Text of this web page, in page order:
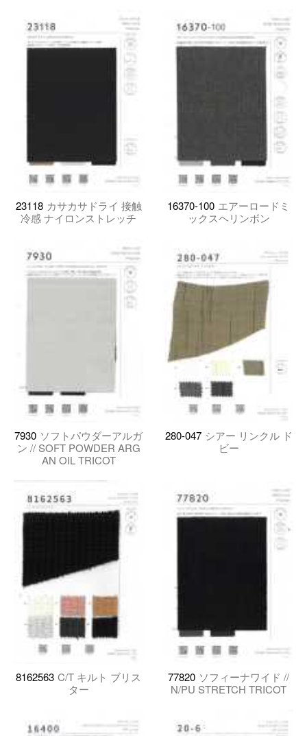
23118 カサカサドライ 接触
冷感 ナイロンストレッチ
16370-100 エアーロードミ
ックスヘリンボン
7930 ソフトパウダーアルガ
ン // SOFT POWDER ARG
AN OIL TRICOT
280-047 シアー リンクル ド
ビー
8162563 C/T キルト ブリス
ター
77820 ソフィーナワイド //
N/PU STRETCH TRICOT